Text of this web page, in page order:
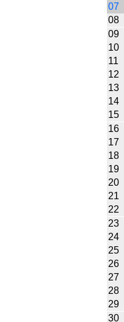
07
08
09
10
11
12
13
14
15
16
17
18
19
20
21
22
23
24
25
26
27
28
29
30